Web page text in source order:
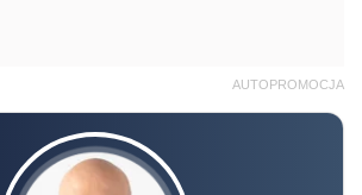
AUTOPROMOCJA